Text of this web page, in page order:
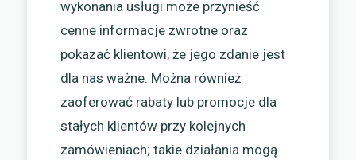
wykonania usługi może przynieść
cenne informacje zwrotne oraz
pokazać klientowi, że jego zdanie jest
dla nas ważne. Można również
zaoferować rabaty lub promocje dla
stałych klientów przy kolejnych
zamówieniach; takie działania mogą